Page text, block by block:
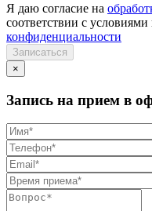
Я даю согласие на
соответствии с
конфиденциальности
×
Запись на прием в